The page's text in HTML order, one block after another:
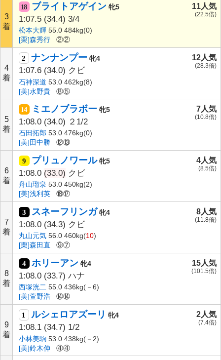
3
着
18 ブライトアゲイン 牝5
1:07.5 (34.4) 3/4
松本大輝 55.0 484kg(0)
[栗]森秀行
②②
11人気
(22.5倍)
4
着
2 ナンナンプー 牝4
1:07.6 (34.0) クビ
石神深道 53.0 462kg(8)
[美]水野貴
⑧⑤
12人気
(28.3倍)
5
着
14 ミエノブラボー 牝5
1:08.0 (34.0) ２1/2
石田拓郎 53.0 476kg(0)
[美]田中勝
⑫⑬
7人気
(10.8倍)
6
着
9 プリュノワール 牝5
1:08.0 (33.0) クビ
舟山瑠泉 53.0 450kg(2)
[美]浅利英
⑱⑰
4人気
(8.5倍)
7
着
3 スネーフリンガ 牝4
1:08.0 (34.3) クビ
丸山元気 56.0 460kg(10)
[栗]森田直
⑨⑦
8人気
(11.8倍)
8
着
4 ホリーアン 牝4
1:08.0 (33.7) ハナ
西塚洸二 55.0 436kg(－6)
[美]萱野浩
⑭⑭
15人気
(101.5倍)
9
着
1 ルシェロアズーリ 牝4
1:08.1 (34.7) 1/2
小林美駒 53.0 438kg(－2)
[美]鈴木伸
④④
2人気
(7.4倍)